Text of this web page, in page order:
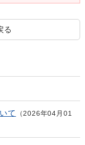
る
て
2026年04月01